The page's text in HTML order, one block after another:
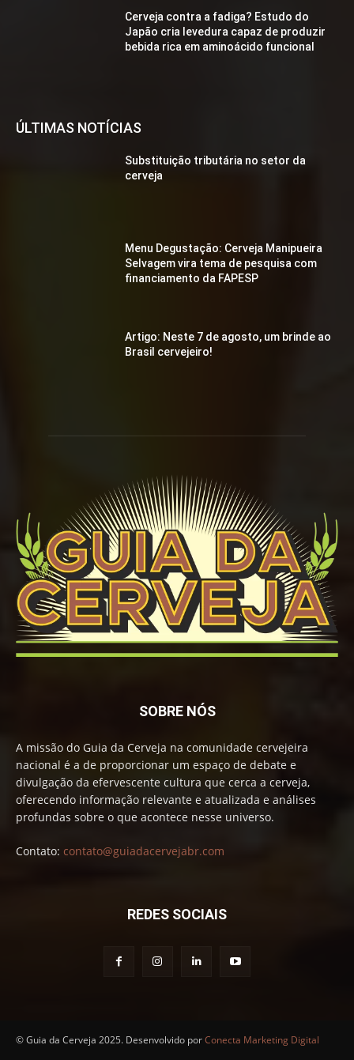
Cerveja contra a fadiga? Estudo do
Japão cria levedura capaz de produzir
bebida rica em aminoácido funcional
ÚLTIMAS NOTÍCIAS
Substituição tributária no setor da
cerveja
Menu Degustação: Cerveja Manipueira
Selvagem vira tema de pesquisa com
financiamento da FAPESP
Artigo: Neste 7 de agosto, um brinde ao
Brasil cervejeiro!
SOBRE NÓS
A missão do Guia da Cerveja na comunidade cervejeira
nacional é a de proporcionar um espaço de debate e
divulgação da efervescente cultura que cerca a cerveja,
oferecendo informação relevante e atualizada e análises
profundas sobre o que acontece nesse universo.
Contato: contato@guiadacervejabr.com
REDES SOCIAIS
© Guia da Cerveja 2025. Desenvolvido porConecta Marketing Digital